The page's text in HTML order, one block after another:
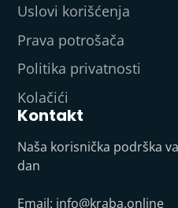
Uslovi korišćenja
Prava potrošača
Politika privatnosti
Kolačići
Kontakt
Naša korisnička podrška
dan
Email: info@kraba.online